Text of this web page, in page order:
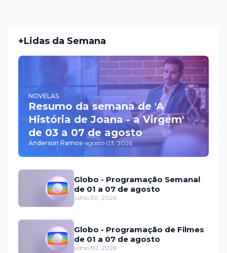
+Lidas da Semana
NOVELAS
Resumo da semana de 'A
História de Joana - a Virgem'
de 03 a 07 de agosto
Anderson Ramos-agosto 03, 2026
Globo - Programação Semanal
de 01 a 07 de agosto
julho 30, 2026
Globo - Programação de Filmes
de 01 a 07 de agosto
julho 30, 2026